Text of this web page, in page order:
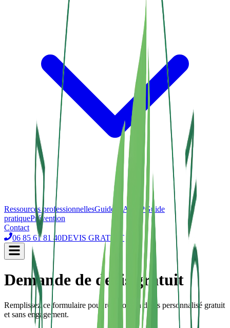
Ressources professionnellesGuide HACCPGuide
pratiquePrévention
Contact
06 85 61 81 40DEVIS GRATUIT
Demande de devis gratuit
Remplissez ce formulaire pour recevoir un devis personnalisé gratuit
et sans engagement.